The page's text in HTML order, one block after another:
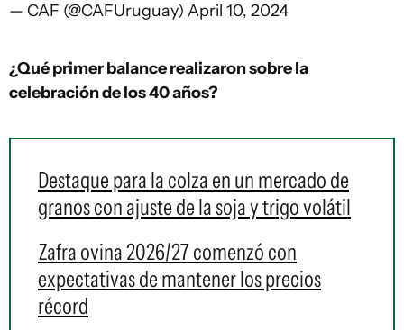
— CAF (@CAFUruguay) April 10, 2024
¿Qué primer balance realizaron sobre la
celebración de los 40 años?
Destaque para la colza en un mercado de
granos con ajuste de la soja y trigo volátil
Zafra ovina 2026/27 comenzó con
expectativas de mantener los precios
récord